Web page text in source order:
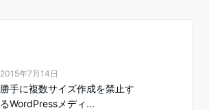
2015年7月14日
勝手に複数サイズ作成を禁止す
るWordPressメディ...